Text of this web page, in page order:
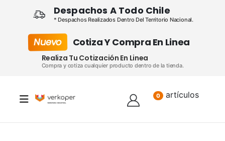
Despachos A Todo Chile
* Despachos Realizados Dentro Del Territorio Nacional.
Nuevo Cotiza Y Compra En Linea
Realiza Tu Cotización En Linea
Compra y cotiza cualquier producto dentro de la tienda.
0 artículos